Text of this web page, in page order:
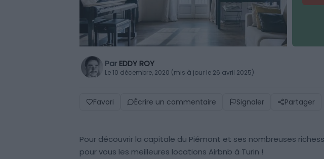
Par EDDY ROY
Le 10 décembre, 2020 (mis à jour le 26 avril 2025)
Favori Écrire un commentaire Signaler Partager
Pour découvrir la capitale du Piémont et ses nombreuses
pour vous les meilleures locations Airbnb à Turin !